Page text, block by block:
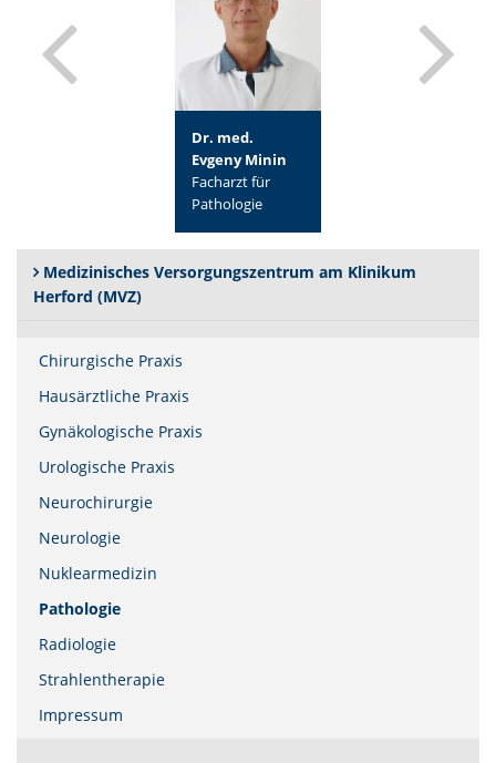
Dr. med.
Evgeny Minin
Facharzt für
Pathologie
Medizinisches Versorgungszentrum am Klinikum
Herford (MVZ)
Chirurgische Praxis
Hausärztliche Praxis
Gynäkologische Praxis
Urologische Praxis
Neurochirurgie
Neurologie
Nuklearmedizin
Pathologie(Standort)
Radiologie
Strahlentherapie
Impressum